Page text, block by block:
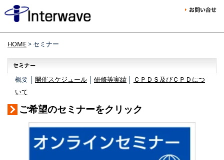
HOME> セミナー
概要 │ 開催スケジュール 研修等実績
ＣＰＤＳ及びＣＰＤにつ
いて
ご希望のセミナーをクリック